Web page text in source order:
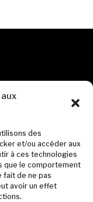
des
et/ou accéder aux
à ces technologies
que le comportement
fait de ne pas
avoir un effet